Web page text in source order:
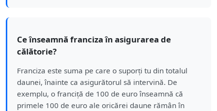
Ce înseamnă franciza în asigurarea de
călătorie?
Franciza este suma pe care o suporți tu din totalul
daunei, înainte ca asigurătorul să intervină. De
exemplu, o franciță de 100 de euro înseamnă că
primele 100 de euro ale oricărei daune rămân în